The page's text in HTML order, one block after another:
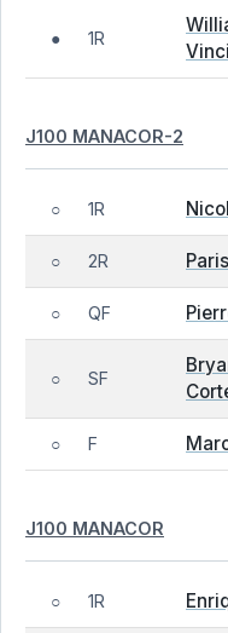
● 1R
J100 MANACOR-2
○ 1R
○ 2R
○ QF
○ SF
○ F
J100 MANACOR
○ 1R